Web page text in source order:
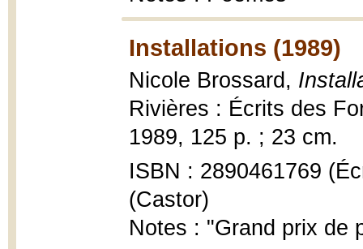
Installations (1989)
Nicole Brossard,
Rivières : Écrits des
1989, 125 p. ; 23 cm.
ISBN : 2890461769
(Castor)
Notes : "Grand prix de